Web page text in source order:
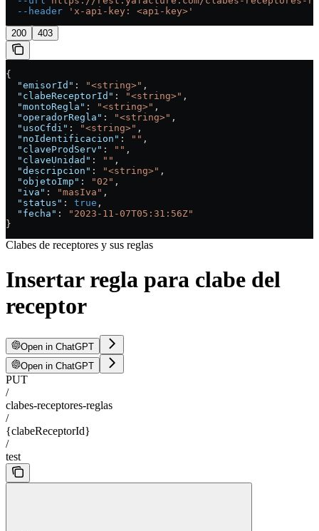
  --header
'x-api-key: <api-key>'
200 403
{
  "emisorId"
: "<string>" ,
  "clabeReceptorId"
: "<string>" ,
  "montoRegla"
: "<string>" ,
  "operadorRegla"
: "<string>" ,
  "usoCfdi"
: "<string>" ,
  "noIdentificacion"
: "" ,
  "claveProdServ"
: "" ,
  "claveUnidad"
: "" ,
  "descripcion"
: "<string>" ,
  "objetoImp"
: "02" ,
  "iva"
: "masIva" ,
  "status"
: true ,
  "fecha"
:
"2023-11-07T05:31:56Z"
}
Clabes de receptores y sus reglas
Insertar regla para clabe del
receptor
Open in ChatGPT
Open in ChatGPT
PUT
/
clabes-receptores-reglas
/
{clabeReceptorId}
/
test